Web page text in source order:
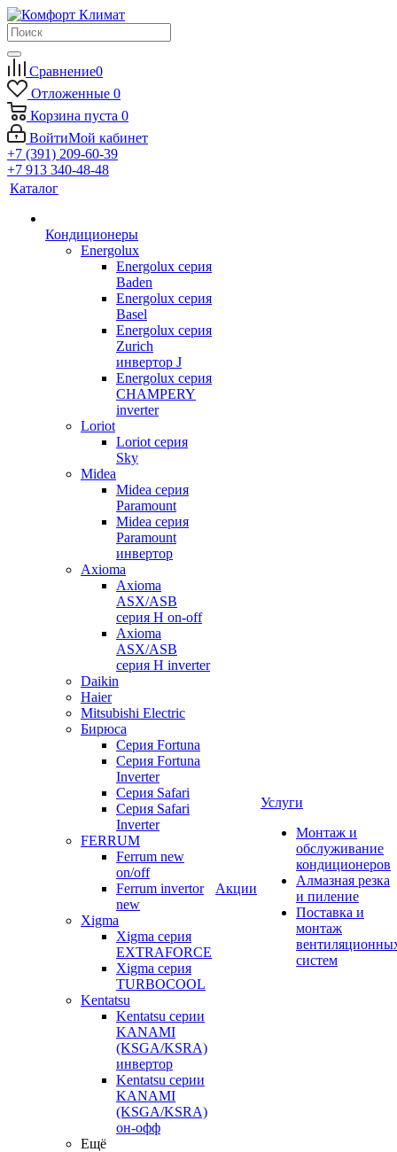
Сравнение0
Отложенные 0
Корзина пуста 0
ВойтиМой кабинет
+7 (391) 209-60-39
+7 913 340-48-48
Каталог
Кондиционеры
Energolux
Energolux серия
Baden
Energolux серия
Basel
Energolux серия
Zurich
инвертор J
Energolux серия
CHAMPERY
inverter
Loriot
Loriot серия
Sky
Midea
Midea серия
Paramount
Midea серия
Paramount
инвертор
Axioma
Axioma
ASX/ASB
серия Н on-off
Axioma
ASX/ASB
серия Н inverter
Daikin
Haier
Mitsubishi Electric
Бирюса
Серия Fortuna
Серия Fortuna
Inverter
Серия Safari
Серия Safari
Inverter
FERRUM
Ferrum new
on/off
Ferrum invertor
new
Xigma
Xigma серия
EXTRAFORCE
Xigma серия
TURBOCOOL
Kentatsu
Kentatsu серии
KANAMI
(KSGA/KSRA)
инвертор
Kentatsu серии
KANAMI
(KSGA/KSRA)
он-офф
Ещё
Акции
Услуги
Монтаж и
обслуживание
кондиционеров
Алмазная резка
и пиление
Поставка и
монтаж
систем